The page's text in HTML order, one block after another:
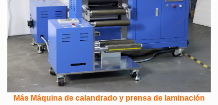
Más Máquina de calandrado y prensa de laminación